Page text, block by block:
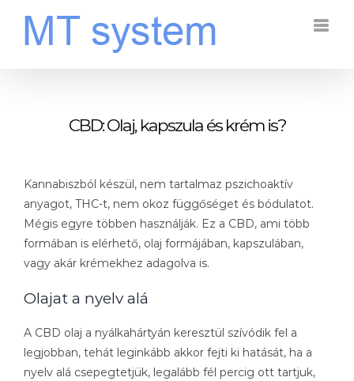
CBD: Olaj, kapszula és krém is?
Kannabiszból készül, nem tartalmaz pszichoaktív
anyagot, THC-t, nem okoz függőséget és bódulatot.
Mégis egyre többen használják. Ez a CBD, ami több
formában is elérhető, olaj formájában, kapszulában,
vagy akár krémekhez adagolva is.
Olajat a nyelv alá
A CBD olaj a nyálkahártyán keresztül szívódik fel a
legjobban, tehát leginkább akkor fejti ki hatását, ha a
nyelv alá csepegtetjük, legalább fél percig ott tartjuk,